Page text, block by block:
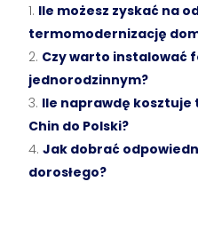
Ile możesz zyskać na
termomodernizację
Czy warto instalować
jednorodzinnym?
Ile naprawdę
Chin do Polski?
Jak dobrać
dorosłego?